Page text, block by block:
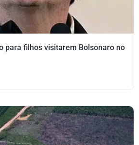
para filhos visitarem Bolsonaro no